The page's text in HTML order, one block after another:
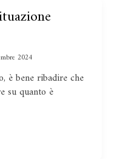
2024
è bene ribadire che
su quanto è